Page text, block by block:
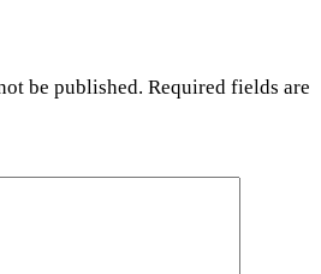
be published. Required fields are